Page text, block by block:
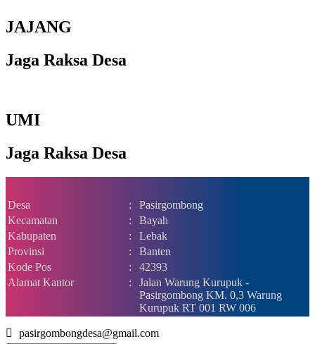
JAJANG
Jaga Raksa Desa
UMI
Jaga Raksa Desa
Desa :
Pasirgombong
Kecamatan
:
Bayah
Kabupaten
:
Lebak
Provinsi
:
Banten
Kode Pos
:
42393
Alamat Kantor
:
Jalan Warung Kurupuk -
Pasirgombong KM. 0,3 Warung
Kurupuk RT 001 RW 006
pasirgombongdesa@gmail.com